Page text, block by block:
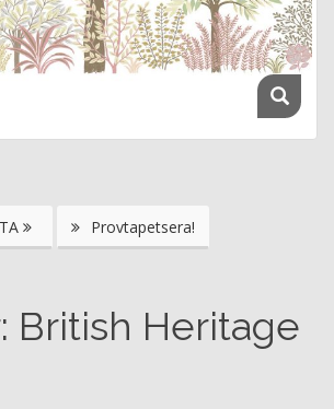
Provtapetsera!
British Heritage